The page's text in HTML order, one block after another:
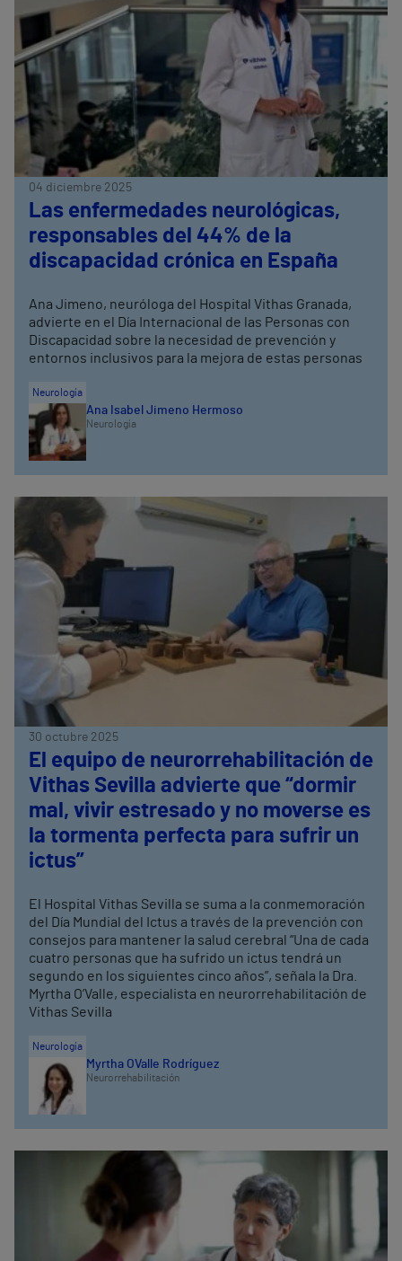
04 diciembre 2025
Las enfermedades neurológicas,
responsables del 44% de la
discapacidad crónica en España
Ana Jimeno, neuróloga del Hospital Vithas Granada,
advierte en el Día Internacional de las Personas con
Discapacidad sobre la necesidad de prevención y
entornos inclusivos para la mejora de estas personas
Neurología
Ana Isabel Jimeno Hermoso
Neurología
30 octubre 2025
El equipo de neurorrehabilitación de
Vithas Sevilla advierte que “dormir
mal, vivir estresado y no moverse es
la tormenta perfecta para sufrir un
ictus”
El Hospital Vithas Sevilla se suma a la conmemoración
del Día Mundial del Ictus a través de la prevención con
consejos para mantener la salud cerebral “Una de cada
cuatro personas que ha sufrido un ictus tendrá un
segundo en los siguientes cinco años”, señala la Dra.
Myrtha O’Valle, especialista en neurorrehabilitación de
Vithas Sevilla
Neurología
Myrtha O´Valle Rodríguez
Neurorrehabilitación